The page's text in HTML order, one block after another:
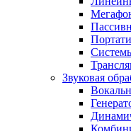
Звуковая